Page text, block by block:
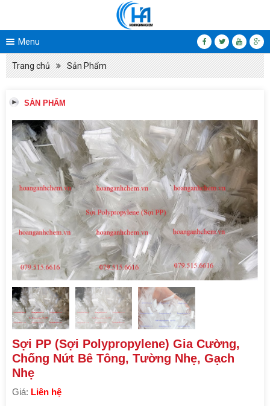
Menu
Trang chủ Sản Phẩm
SẢN PHẨM
Sợi PP (Sợi Polypropylene) Gia Cường,
Chống Nứt Bê Tông, Tường Nhẹ, Gạch
Nhẹ
Giá: Liên hệ